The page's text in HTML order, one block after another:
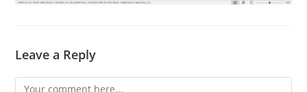
Leave a Reply
Comment